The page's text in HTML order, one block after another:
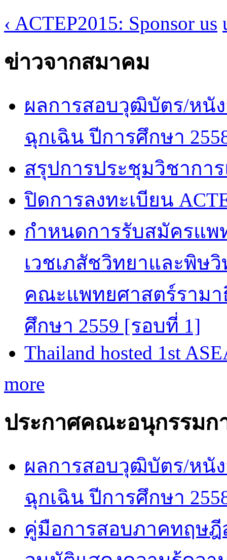
‹ ACTEP2015: Sponsor us
ข่าวจากสมาคม
ผลการสอบวุฒิบัตร/หนั
ฉุกเฉิน ปีการศึกษา
สรุปการประชุมวิชากา
ปิดการลงทะเบียน
กำหนดการรับสมัครแพ
เวชเภสัชวิทยาและพิษวิ
คณะแพทยศาสตร์รามา
ศึกษา 2559 [รอบที่ 1]
Thailand hosted 1st
more
ประกาศคณะอนุกรรมก
ผลการสอบวุฒิบัตร/หนั
ฉุกเฉิน ปีการศึกษา
คู่มือการสอบภาคทฤษ